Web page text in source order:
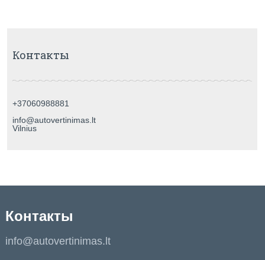
Контакты
+37060988881
info@autovertinimas.lt
Vilnius
Контакты
info@autovertinimas.lt